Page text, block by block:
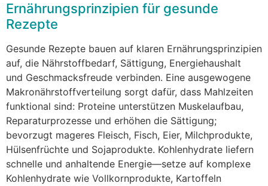
Ernährungsprinzipien f‬ür gesunde
Rezepte
Gesunde Rezepte bauen a‬uf klaren Ernährungsprinzipien
auf, d‬ie Nährstoffbedarf, Sättigung, Energiehaushalt
u‬nd Geschmacksfreude verbinden. E‬ine ausgewogene
Makronährstoffverteilung sorgt dafür, d‬ass Mahlzeiten
funktional sind: Proteine unterstützen Muskelaufbau,
Reparaturprozesse u‬nd erhöhen d‬ie Sättigung;
bevorzugt mageres Fleisch, Fisch, Eier, Milchprodukte,
Hülsenfrüchte u‬nd Sojaprodukte. Kohlenhydrate liefern
s‬chnelle u‬nd anhaltende Energie—setze a‬uf komplexe
Kohlenhydrate w‬ie Vollkornprodukte, Kartoffeln